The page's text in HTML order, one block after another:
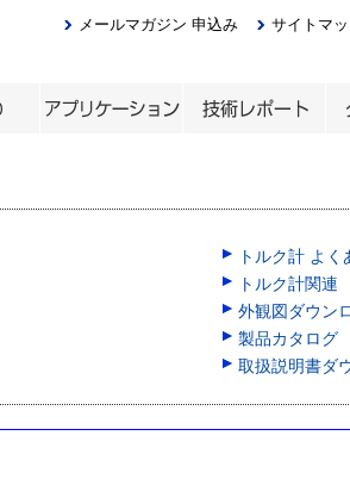
メールマガジン 申込み サイトマ
トルク計 よ
トルク計関
外観図ダウン
製品カタログ
取扱説明書ダ